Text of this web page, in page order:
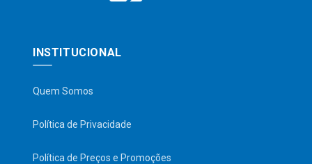
INSTITUCIONAL
Quem Somos
Política de Privacidade
Política de Preços e Promoções